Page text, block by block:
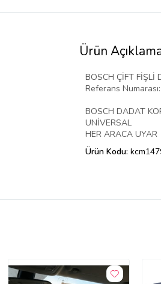
Ürün
BOSCH ÇİFT FİŞLİ
Referans
BOSCH DADAT
UNİVERSAL
HER ARACA UYAR
Ürün Kodu: